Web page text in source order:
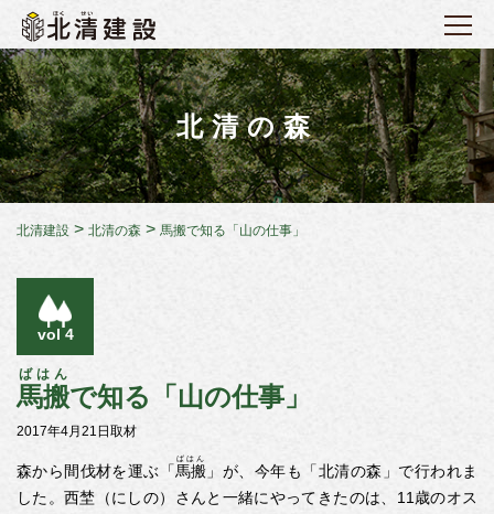
北清の森
北清建設 > 北清の森 > 馬搬で知る「山の仕事」
vol 4
馬搬
ばはん
で知る「山の仕事」
2017年4月21日取材
森から間伐材を運ぶ「馬搬
ばはん
」が、今年も「北清の森」で行われま
した。西埜（にしの）さんと一緒にやってきたのは、11歳のオス